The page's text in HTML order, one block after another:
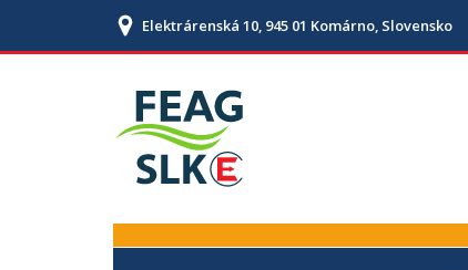
Elektrárenská 10, 945 01 Komárno, Slovensko